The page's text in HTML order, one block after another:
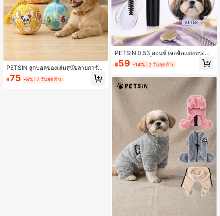
PETSIN ลูกบอลของเล่นสุนัขลายการ์ตู
นพร้อมเชือก, มีเสียงดัง, ทนทาน, แบบโ
ต้ตอบ, เหมาะสำหรับการฝึกอบรมและค
฿75 -5% 2 วันสุดท้าย
PETSIN 0.53 ออนซ์ เจลจัดแต่งทรงหน้
าสำหรับสัตว์เลี้ยง – จัดการขนพันกัน, ข
นชี้ฟู และคราบน้ำตา สำหรับสุนัขและแ
ล์และไม่เหนียวเหนอะหนะ, อ่อนโยนสำ
หรับใช้ทุกวัน
฿59 -14% 2 วันสุดท้าย